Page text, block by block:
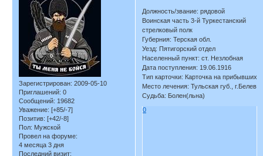
Зарегистрирован: 2009-05-10
Приглашений: 0
Сообщений: 19682
Уважение: [+85/-7]
Позитив: [+42/-8]
Пол: Мужской
Провел на форуме:
4 месяца 3 дня
Последний визит:
Должность/звание: рядовой
Воинская часть 3-й Туркестанский
стрелковый полк
Губерния: Терская обл.
Уезд: Пятигорский отдел
Населенный пункт: ст. Незлобная
Дата поступления: 19.06.1916
Тип карточки: Карточка на прибывших
Место лечения: Тульская губ., г.Белев
Судьба: Болен(льна)
0